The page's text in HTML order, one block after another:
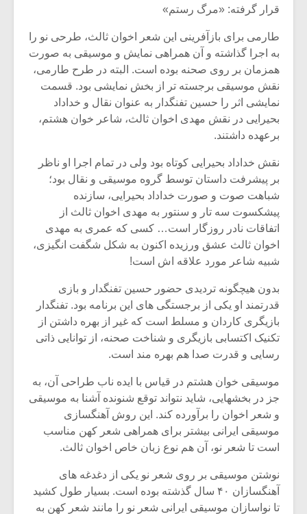
قرار گرفته: «مرگ رستم»
طارمی برای بازآفرینی این شعر اخوان ثالث، طرحی نو را
به اجرا گذاشته و آن همراهی نمایش و موسیقی به صورت
همزمان بر روی صحنه بوده است. البته در طرح طارمی،
نقش موسیقی برجسته تر از بخش نمایشی بود. قسمت
نمایشی اثر را حسین تفنگدار به عنوان نقال و خداداد
بحیرایی در نقش مهدی اخوان ثالث، شاعر خوان هشتم،
برعهده داشتند.
نقش خداداد بحیرایی کوتاه بود ولی در تمام اجرا او ناظر
بر پیشرفت داستان توسط گروه موسیقی و نقال بود؛
شباهت صوت و صورت خداداد بحیرایی، سازنده
پیشکسوت سه تار و سنتور به مهدی اخوان ثالث از
اتفاقات نادر روزگار است… کسی که عمری به مهدی
اخوان ثالث عشق ورزیده اکنون به شکل شگفت انگیزی،
شبیه شاعر مورد علاقه اش است!
بدون هیچگونه تردیدی حضور حسین تفنگدار و بازی
قدرتمند او یکی از برجستگی های این برنامه بود. تفنگدار
بازیگری کاردان و مسلط است که غیر از بهره داشتن از
تکنیک اکتسابی بازیگری و شناخت صحنه، از توانایی ذاتی
رسایی و قدرت صدا هم بهره مند است.
موسیقی خوان هشتم در قیاس با ایده ناب طراحی آن، به
جز در بخشهایی، شاید نتواند توقع شنونده آشنا به موسیقی
و شعر اخوان را برآورده کند. این روش آهنگسازی
موسیقی ایرانی بیشتر برای همراهی شعر کهن مناسب
است تا شعر نو، آن هم نوع زبان خاص اخوان ثالث.
نوشتن موسیقی بر روی شعر نو یکی از دغدغه های
آهنگسازان ۴۰ سال گذشته بوده است. بسیار طول کشید
تا نواسازان موسیقی ایرانی شعر نو را مانند شعر کهن به
میکلوش روژا
یادداشتی بر موسیقی
متن فیلم «متری
شیش و نیم»
مشهورترین باشی،
بدنام ترین باش
دوره
برگزار
موسیقی